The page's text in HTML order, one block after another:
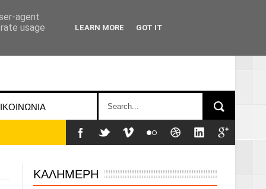
ΚΑΛΗΜΕΡΗ
agent
usage
LEARN MORE GOT IT